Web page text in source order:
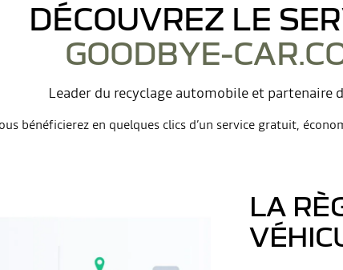
DÉCOUVREZ LE
GOODBYE-
Leader du recyclage automobile et partenaire
bénéficierez en quelques clics d’un service gratuit,
LA